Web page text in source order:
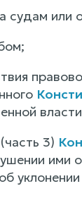
судам или
3)
ими